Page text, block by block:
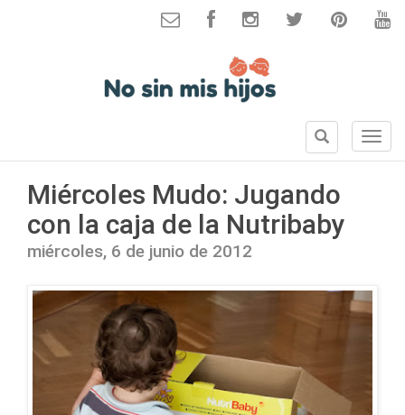
S
e
s
B
u
c
a
r
Miércoles Mudo: Jugando
con la caja de la Nutribaby
miércoles, 6 de junio de 2012